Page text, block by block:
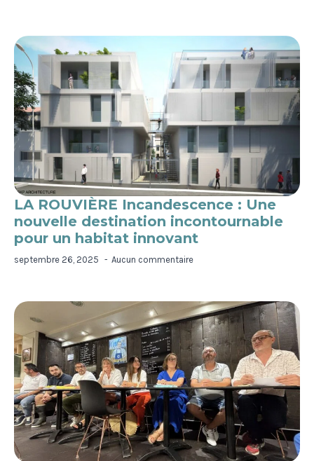
LA ROUVIÈRE Incandescence : Une
nouvelle destination incontournable
pour un habitat innovant
septembre 26, 2025 Aucun commentaire